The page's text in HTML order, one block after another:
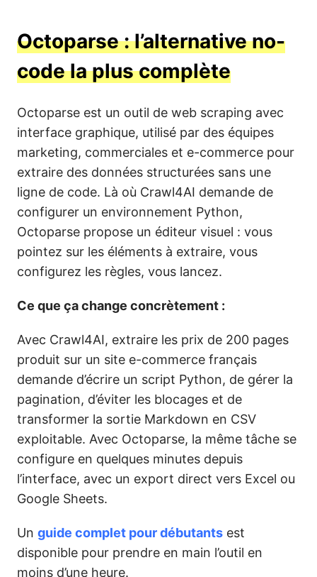
Octoparse : l’alternative no-
code la plus complète
Octoparse est un outil de web scraping avec
interface graphique, utilisé par des équipes
marketing, commerciales et e-commerce pour
extraire des données structurées sans une
ligne de code. Là où Crawl4AI demande de
configurer un environnement Python,
Octoparse propose un éditeur visuel : vous
pointez sur les éléments à extraire, vous
configurez les règles, vous lancez.
Ce que ça change concrètement :
Avec Crawl4AI, extraire les prix de 200 pages
produit sur un site e-commerce français
demande d’écrire un script Python, de gérer la
pagination, d’éviter les blocages et de
transformer la sortie Markdown en CSV
exploitable. Avec Octoparse, la même tâche se
configure en quelques minutes depuis
l’interface, avec un export direct vers Excel ou
Google Sheets.
Un guide complet pour débutants est
disponible pour prendre en main l’outil en
moins d’une heure.